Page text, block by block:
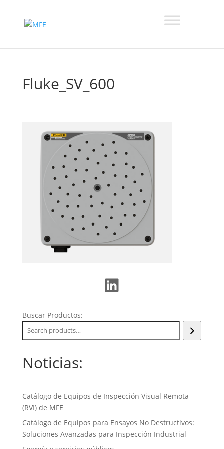
Fluke_SV_600
LinkedIn
Buscar Productos:
Noticias:
Catálogo de Equipos de Inspección Visual Remota
(RVI) de MFE
Catálogo de Equipos para Ensayos No Destructivos:
Soluciones Avanzadas para Inspección Industrial